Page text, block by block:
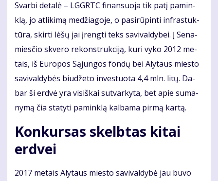
Svar­bi de­ta­lė – LGGRTC fi­nan­suo­ja tik pa­tį pa­min­
klą, jo at­li­ki­mą me­džia­go­je, o pa­si­rū­pin­ti in­fra­stuk­
tū­ra, skir­ti lė­šų jai įreng­ti teks sa­vi­val­dy­bei. Į Se­na­
mies­čio skve­ro re­konst­ruk­ci­ją, ku­ri vy­ko 2012 me­
tais, iš Eu­ro­pos Są­jun­gos fon­dų bei Aly­taus mies­to
sa­vi­val­dy­bės biu­dže­to in­ves­tuo­ta 4,4 mln. li­tų. Da­
bar ši erd­vė yra vi­siš­kai su­tvar­ky­ta, bet apie su­ma­
ny­mą čia sta­ty­ti pa­min­klą kal­ba­ma pir­mą kar­tą.
Kon­kur­sas skelb­tas ki­tai
erd­vei
2017 me­tais Aly­taus mies­to sa­vi­val­dy­bė jau bu­vo